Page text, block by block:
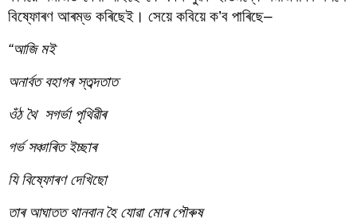
বিষ্ফোৰণ আৰম্ভ কৰিছেই। সেয়ে কবিয়ে ক’ব পাৰিছে–
“আজি মই
অনাৰ্বত বহাগৰ স্তব্দতাত
ওঁঠ থৈ  সগৰ্ভা পৃথিৱীৰ
গৰ্ভ সঞ্চাৰিত ইচ্ছাৰ
যি বিষ্ফোৰণ দেখিছো
তাৰ আঘাতত থানবান হৈ যোৱা মোৰ পৌৰুষ